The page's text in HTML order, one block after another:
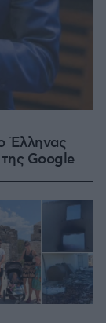
Έλληνας
Google